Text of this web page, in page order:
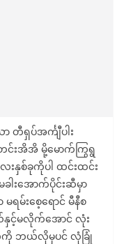
တီရှပ်အင်္ကျီပါး
င်းအိအိ မို့မောက်ကြွရွ
းနှစ်ခုကိုပါ ထင်းထင်း
ါးအောက်ပိုင်းဆီမှာ
မ်းစေ့ရောင် မီနီစ
င့်မလိုက်အောင် လုံး
က်ကို ဘယ်လိုမှပင် လုံခြုံ